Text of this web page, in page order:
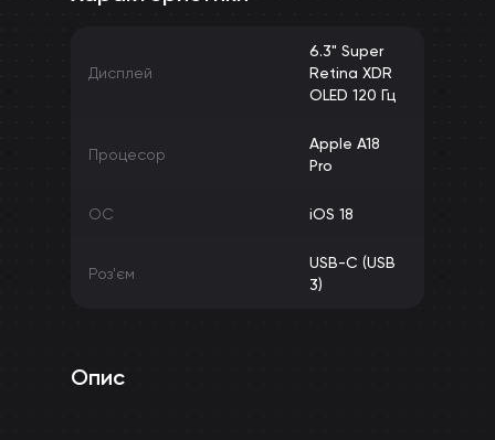
Дисплей
6.3" Super
Retina XDR
OLED 120 Гц
Процесор
Apple A18
Pro
ОС iOS 18
Роз'єм
USB-C (USB
3)
Опис